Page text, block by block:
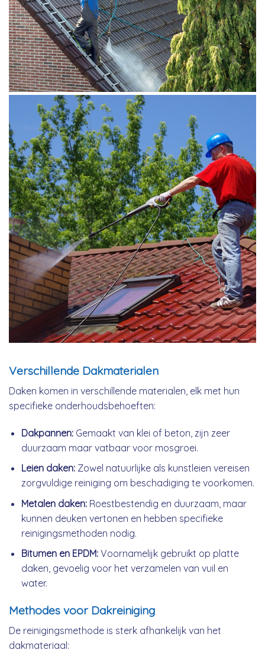
Verschillende Dakmaterialen
Daken komen in verschillende materialen, elk met hun
specifieke onderhoudsbehoeften:
Dakpannen:Gemaakt van klei of beton, zijn zeer
duurzaam maar vatbaar voor mosgroei.
Leien daken:Zowel natuurlijke als kunstleien vereisen
zorgvuldige reiniging om beschadiging te voorkomen.
Metalen daken:Roestbestendig en duurzaam, maar
kunnen deuken vertonen en hebben specifieke
reinigingsmethoden nodig.
Bitumen en EPDM:Voornamelijk gebruikt op platte
daken, gevoelig voor het verzamelen van vuil en
water.
Methodes voor Dakreiniging
De reinigingsmethode is sterk afhankelijk van het
dakmateriaal: